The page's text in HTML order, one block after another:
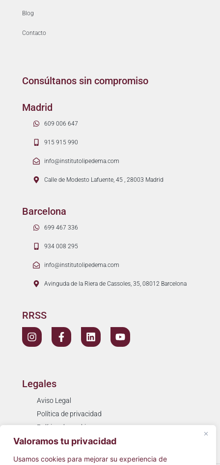
Valoramos tu privacidad
Usamos cookies para mejorar su experiencia de
Blog
Contacto
Consúltanos sin compromiso
Madrid
609 006 647
915 915 990
info@institutolipedema.com
Calle de Modesto Lafuente, 45 , 28003 Madrid
Barcelona
699 467 336
934 008 295
info@institutolipedema.com
Avinguda de la Riera de Cassoles, 35, 08012 Barcelona
RRSS
Legales
Aviso Legal
Política de privacidad
Política de cookies
Resolución de litigios